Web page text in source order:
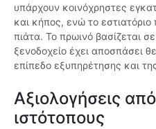
υπάρχουν κοινόχρηστες
και κήπος, ενώ το εστιατόριο
πιάτα. Το πρωινό βασίζεται
ξενοδοχείο έχει αποσπάσει
επίπεδο εξυπηρέτησης και
Αξιολογήσεις
ιστότοπους